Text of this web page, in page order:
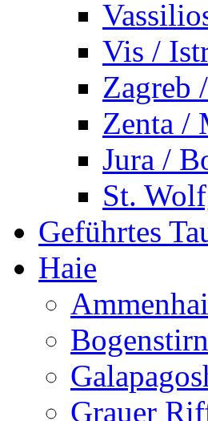
Vis /
Zagreb
Zenta /
Jura /
St.
Geführtes
Haie
Ammenhai
Grauer